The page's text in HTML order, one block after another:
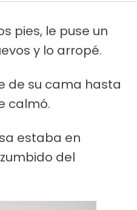
pies, le puse un
y lo arropé.
de su cama hasta
calmó.
estaba en
del